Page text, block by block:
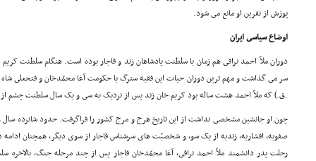
پوزش از نفرین او مانع مى شود.
اوضاع سیاسى ایران
دوران ملاّ احمد نراقى هم زمان با سلطنت پادشاهان زند و قاجار بوده است. هنگام سلطنت
.ق.) که ملاّ احمد هشت ساله بود کریم خان زند پس از نزدیک به سى و یک سال سلطنت چشم
چون او جانشین مشخصى نداشت از این تاریخ هرج و مرج کشور را فراگرفت. حدود شانزده
رحلت پدر دانشمند ملاّ احمد نراقى، آغا محمّدخان قاجار پس از چند مرحله جنگ، بالاخره